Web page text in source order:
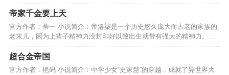
的丝念化作满天的银河………
帝家千金要上天
官方作者：蒂一 小说简介：帝洛柒是一个历史悠久庞大而古老的家族的
老末儿，因为上辈子精神力没封印好以致出生就带有强大的精神力。一
段神奇的故事就此展开…
超合金帝国
官方作者：艳码 小说简介：中学少女“史家慧”的穿越，成就了异世界大